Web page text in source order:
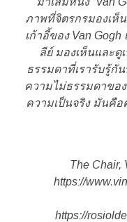
ภาพที่จิตรกรมองเห็
เก้าอี้ของ Van
ลีย์ มองเห็นและดู
ธรรมดาที่เรารับรู้กั
ความไม่ธรรมดาขอ
ความเป็นจริง มันคือ
The
https://
https://